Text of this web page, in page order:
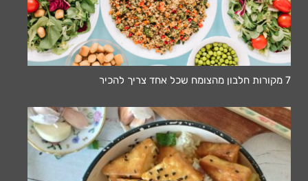
7 מקורות חלבון מהצומח שכל אחד צריך להכיר